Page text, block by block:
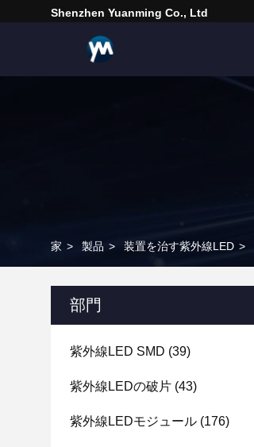
Shenzhen Yuanming Co., Ltd
家 > 製品 > 装置を治す紫外線LED >
部門
紫外線LED SMD (39)
紫外線LEDの破片 (43)
紫外線LEDモジュール (176)